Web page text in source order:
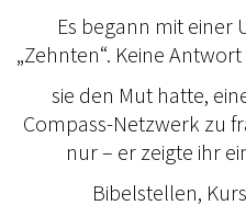
Es begann mit einer
„Zehnten“. Keine
sie den Mut hatte,
Compass-Netzwerk zu
nur – er zeigte ihr
Bibelstellen,